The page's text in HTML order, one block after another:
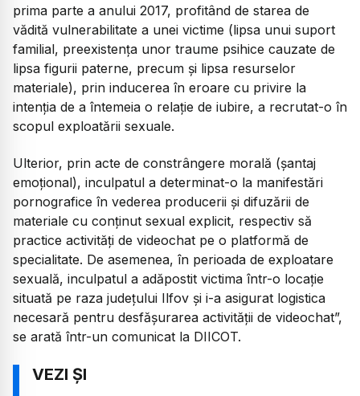
prima parte a anului 2017, profitând de starea de
vădită vulnerabilitate a unei victime (lipsa unui suport
familial, preexistența unor traume psihice cauzate de
lipsa figurii paterne, precum și lipsa resurselor
materiale), prin inducerea în eroare cu privire la
intenția de a întemeia o relație de iubire, a recrutat-o în
scopul exploatării sexuale.
Ulterior, prin acte de constrângere morală (șantaj
emoțional), inculpatul a determinat-o la manifestări
pornografice în vederea producerii și difuzării de
materiale cu conținut sexual explicit, respectiv să
practice activități de videochat pe o platformă de
specialitate. De asemenea, în perioada de exploatare
sexuală, inculpatul a adăpostit victima într-o locație
situată pe raza județului Ilfov și i-a asigurat logistica
necesară pentru desfășurarea activității de videochat”,
se arată într-un comunicat la DIICOT.